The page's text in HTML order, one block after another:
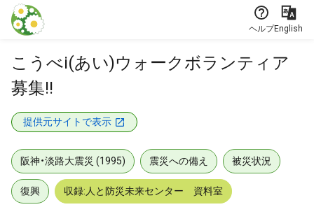
本文に飛ぶ
ヘルプEnglish
こうべi(あい)ウォークボランティア
募集!!
提供元サイトで表示
阪神・淡路大震災 (1995) 震災への備え 被災状況
復興 収録:人と防災未来センター 資料室